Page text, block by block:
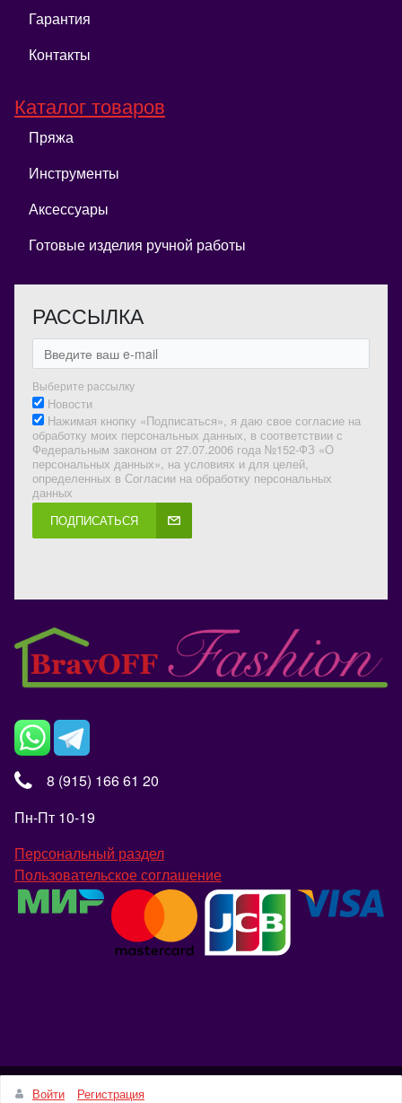
Гарантия
Контакты
Каталог товаров
Пряжа
Инструменты
Аксессуары
Готовые изделия ручной работы
РАССЫЛКА
Выберите рассылку
Новости
Нажимая кнопку «Подписаться», я даю свое согласие на
обработку моих персональных данных, в соответствии с
Федеральным законом от 27.07.2006 года №152-ФЗ «О
персональных данных», на условиях и для целей,
определенных в Согласии на обработку персональных
данных
ПОДПИСАТЬСЯ
8 (915) 166 61 20
Пн-Пт 10-19
Персональный раздел
Пользовательское соглашение
Войти Регистрация